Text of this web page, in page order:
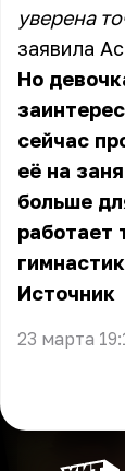
уверена
заявила
Но
сейчас
её на
больше
работает
Источник
23 марта